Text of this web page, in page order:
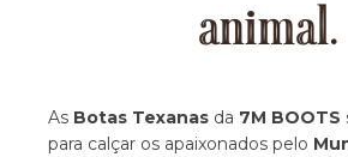
animal.
As Botas Texanas da 7M BOOTS
para calçar os apaixonados pelo